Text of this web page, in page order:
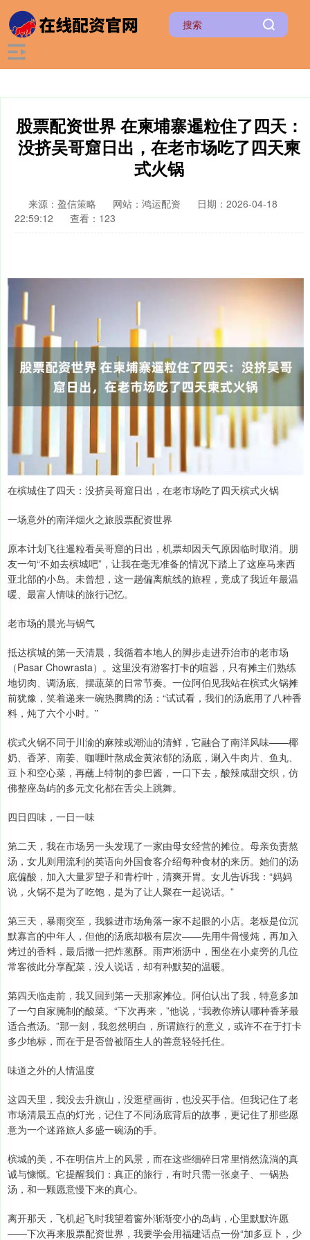
股票配资世界 在柬埔寨暹粒住了四天：
没挤吴哥窟日出，在老市场吃了四天柬
式火锅
来源：盈信策略 网站：鸿运配资
日期：2026-04-18
22:59:12
查看：123
在槟城住了四天：没挤吴哥窟日出，在老市场吃了四天槟式火锅
一场意外的南洋烟火之旅股票配资世界
原本计划飞往暹粒看吴哥窟的日出，机票却因天气原因临时取消。朋
友一句“不如去槟城吧”，让我在毫无准备的情况下踏上了这座马来西
亚北部的小岛。未曾想，这一趟偏离航线的旅程，竟成了我近年最温
暖、最富人情味的旅行记忆。
老市场的晨光与锅气
抵达槟城的第一天清晨，我循着本地人的脚步走进乔治市的老市场
（Pasar Chowrasta）。这里没有游客打卡的喧嚣，只有摊主们熟练
地切肉、调汤底、摆蔬菜的日常节奏。一位阿伯见我站在槟式火锅摊
前犹豫，笑着递来一碗热腾腾的汤：“试试看，我们的汤底用了八种香
料，炖了六个小时。”
槟式火锅不同于川渝的麻辣或潮汕的清鲜，它融合了南洋风味——椰
奶、香茅、南姜、咖喱叶熬成金黄浓郁的汤底，涮入牛肉片、鱼丸、
豆卜和空心菜，再蘸上特制的参巴酱，一口下去，酸辣咸甜交织，仿
佛整座岛屿的多元文化都在舌尖上跳舞。
四日四味，一日一味
第二天，我在市场另一头发现了一家由母女经营的摊位。母亲负责熬
汤，女儿则用流利的英语向外国食客介绍每种食材的来历。她们的汤
底偏酸，加入大量罗望子和青柠叶，清爽开胃。女儿告诉我：“妈妈
说，火锅不是为了吃饱，是为了让人聚在一起说话。”
第三天，暴雨突至，我躲进市场角落一家不起眼的小店。老板是位沉
默寡言的中年人，但他的汤底却极有层次——先用牛骨慢炖，再加入
烤过的香料，最后撒一把炸葱酥。雨声淅沥中，围坐在小桌旁的几位
常客彼此分享配菜，没人说话，却有种默契的温暖。
第四天临走前，我又回到第一天那家摊位。阿伯认出了我，特意多加
了一勺自家腌制的酸菜。“下次再来，”他说，“我教你辨认哪种香茅最
适合煮汤。”那一刻，我忽然明白，所谓旅行的意义，或许不在于打卡
多少地标，而在于是否曾被陌生人的善意轻轻托住。
味道之外的人情温度
这四天里，我没去升旗山，没逛壁画街，也没买手信。但我记住了老
市场清晨五点的灯光，记住了不同汤底背后的故事，更记住了那些愿
意为一个迷路旅人多盛一碗汤的手。
槟城的美，不在明信片上的风景，而在这些细碎日常里悄然流淌的真
诚与慷慨。它提醒我们：真正的旅行，有时只需一张桌子、一锅热
汤，和一颗愿意慢下来的真心。
离开那天，飞机起飞时我望着窗外渐渐变小的岛屿，心里默默许愿
——下次再来股票配资世界，我要学会用福建话点一份“加多豆卜，少